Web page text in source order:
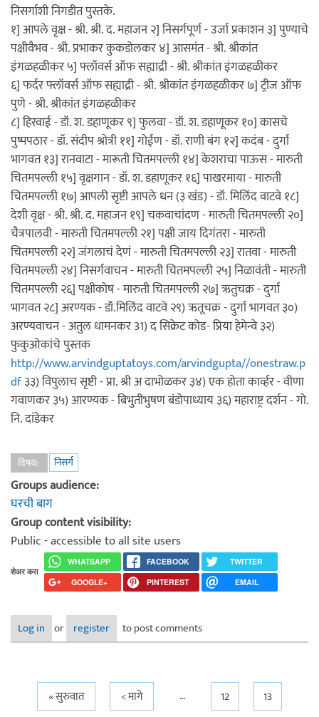
निसर्गाशी निगडीत पुस्तके.
१] आपले वृक्ष - श्री. श्री. द. महाजन २] निसर्गपूर्ण - उर्जा प्रकाशन ३] पुण्याचे
पक्षीवैभव - श्री. प्रभाकर कुकडोलकर ४] आसमंत - श्री. श्रीकांत
इंगळहळीकर ५] फ्लॉवर्स ऑफ सह्याद्री - श्री. श्रीकांत इंगळहळीकर
६] फर्दर फ्लॉवर्स ऑफ सह्याद्री - श्री. श्रीकांत इंगळहळीकर ७] ट्रीज ऑफ
पुणे - श्री. श्रीकांत इंगळहळीकर
८] हिरवाई - डॉ. श. डहाणूकर ९] फुलवा - डॉ. श. डहाणूकर १०] कासचे
पुष्पपठार - डॉ. संदीप श्रोत्री ११] गोईण - डॉ. राणी बंग १२] कदंब - दुर्गा
भागवत १३] रानवाटा - मारूती चितमपल्ली १४] केशराचा पाऊस - मारुती
चितमपल्ली १५] वृक्षगान - डॉ. श. डहाणूकर १६] पाखरमाया - मारुती
चितमपल्ली १७] आपली सृष्टी आपले धन (३ खंड) - डॉ. मिलिंद वाटवे १८]
देशी वृक्ष - श्री. श्री. द. महाजन १९] चकवाचांदण - मारुती चितमपल्ली २०]
चैत्रपालवी - मारुती चितमपल्ली २१] पक्षी जाय दिगंतरा - मारुती
चितमपल्ली २२] जंगलाचं देणं - मारुती चितमपल्ली २३] रातवा - मारुती
चितमपल्ली २४] निसर्गवाचन - मारुती चितमपल्ली २५] निळावंती - मारुती
चितमपल्ली २६] पक्षीकोष - मारुती चितमपल्ली २७] ऋतुचक्र - दुर्गा
भागवत २८] अरण्यक - डॉ.मिलिंद वाटवे २९) ऋतूचक्र - दुर्गा भागवत ३०)
अरण्यवाचन - अतुल धामनकर 31) द सिक्रेट कोड- प्रिया हेमेन्वे ३२)
फुकुओकांचे पुस्तक
http://www.arvindguptatoys.com/arvindgupta//onestraw.p
df३३) विपुलाच सृष्टी - प्रा. श्री अ दाभोळकर ३४) एक होता कार्व्हर - वीणा
गवाणकर ३५) आरण्यक - बिभुतीभुषण बंडोपाध्याय ३६) महाराष्ट्र दर्शन - गो.
नि. दांडेकर
विषय: निसर्ग
Groups audience:
घरची बाग
Group content visibility:
Public - accessible to all site users
शेअर करा
WHATSAPP FACEBOOK
TWITTER
GOOGLE+
PINTEREST EMAIL
Log in or register to post comments
Pages« सुरुवात < मागे … 12 13